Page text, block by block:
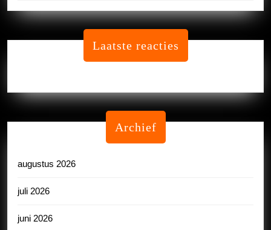
Laatste reacties
Archief
augustus 2026
juli 2026
juni 2026